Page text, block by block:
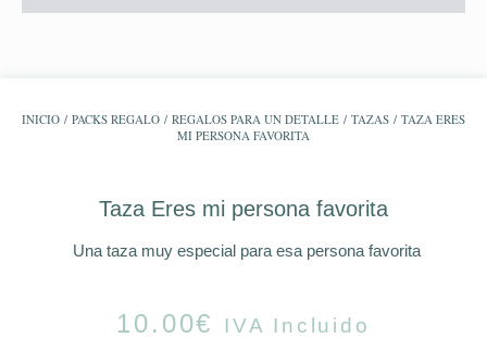
INICIO / PACKS REGALO / REGALOS PARA UN DETALLE / TAZAS / TAZA ERES
MI PERSONA FAVORITA
Taza Eres mi persona favorita
Una taza muy especial para esa persona favorita
10.00€ IVA Incluido